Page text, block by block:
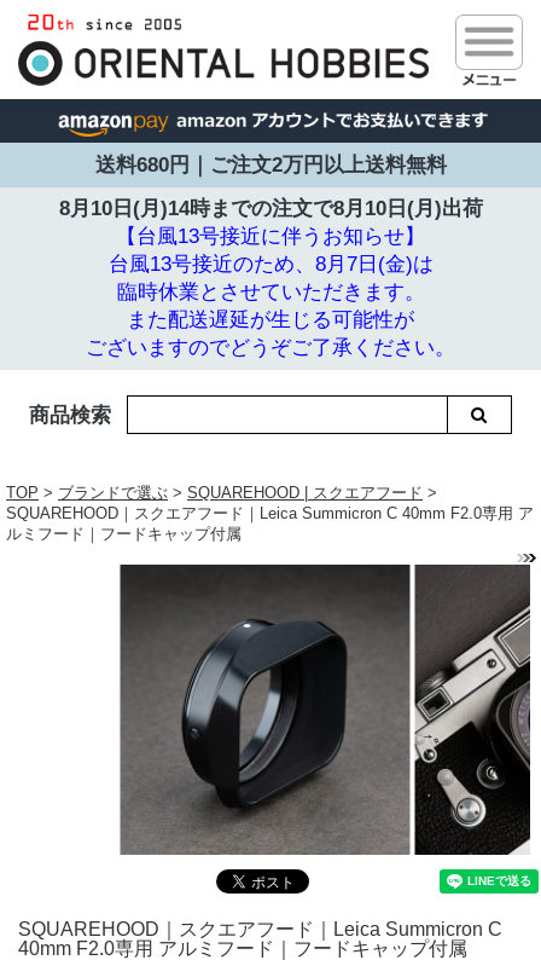
送料680円｜ご注文2万円以上送料無料
8月10日(月)14時までの注文で8月10日(月)出荷
【台風13号接近に伴うお知らせ】
台風13号接近のため、8月7日(金)は
臨時休業とさせていただきます。
また配送遅延が生じる可能性が
ございますのでどうぞご了承ください。
商品検索
TOP > ブランドで選ぶ > SQUAREHOOD | スクエアフード >
SQUAREHOOD｜スクエアフード｜Leica Summicron C 40mm F2.0専用 ア
ルミフード｜フードキャップ付属
SQUAREHOOD｜スクエアフード｜Leica Summicron C
40mm F2.0専用 アルミフード｜フードキャップ付属